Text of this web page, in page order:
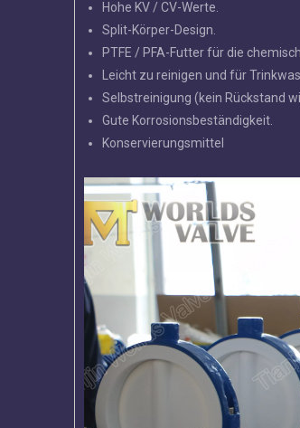
Hohe KV / CV-Werte.
Split-Körper-Design.
PTFE / PFA-Futter für die
Leicht zu reinigen und für
Selbstreinigung (kein Rückstand
Gute Korrosionsbeständigkeit.
Konservierungsmittel